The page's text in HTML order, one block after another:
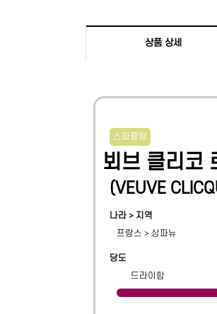
상품 상세
스파클링
뵈브 클리코
(VEUVE
나라 > 지역
프랑스 > 상파뉴
당도
드라이함